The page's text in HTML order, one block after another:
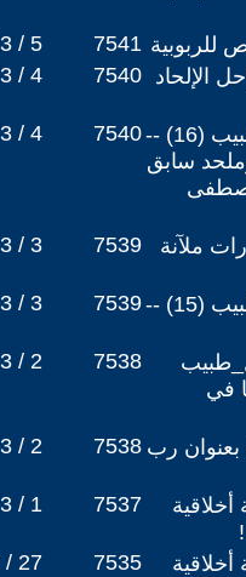
/ 5 7541
/ 4 7540 ---- مراحل الإلحاد
/ 4 7540سلسلة أسأل مجرب ولا تسأل طبيب (16) --
سابق
/ 3 7539
---- شذرات ملآنة
/ 3 7539سلسلة أسأل مجرب ولا تسأل طبيب (15) --
/ 2 7538
في
/ 2 7538 ---- صلاة بعنوان رب
/ 1 7537
قضية أخلاقية
/ 27 7535
قضية أخلاقية